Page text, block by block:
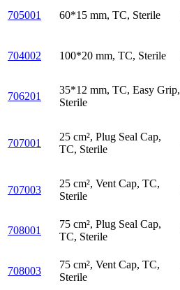
705001 60*15 mm, TC, Sterile
704002 100*20 mm, TC, Sterile
706201
35*12 mm, TC, Easy Grip,
Sterile
707001
25 cm², Plug Seal Cap,
TC, Sterile
707003
25 cm², Vent Cap, TC,
Sterile
708001
75 cm², Plug Seal Cap,
TC, Sterile
708003
75 cm², Vent Cap, TC,
Sterile